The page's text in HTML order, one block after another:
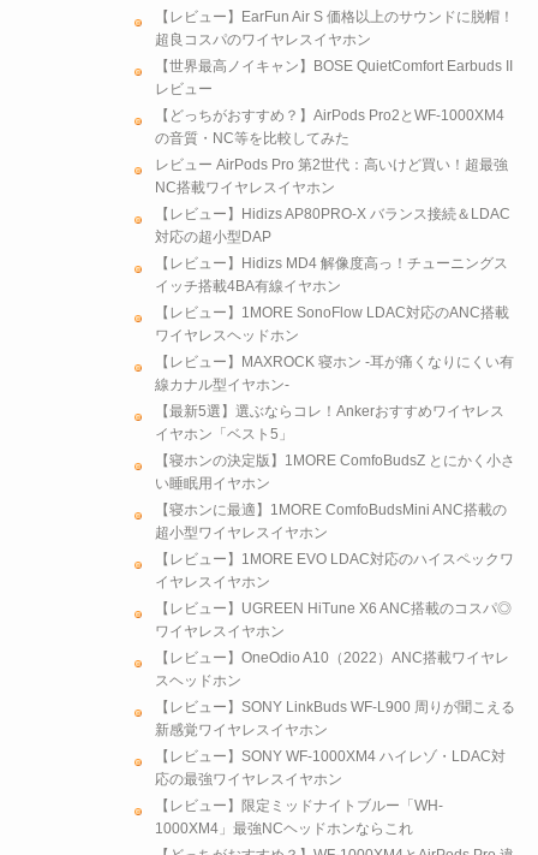
【レビュー】EarFun Air S 価格以上のサウンドに脱帽！
超良コスパのワイヤレスイヤホン
【世界最高ノイキャン】BOSE QuietComfort Earbuds II
レビュー
【どっちがおすすめ？】AirPods Pro2とWF-1000XM4
の音質・NC等を比較してみた
レビュー AirPods Pro 第2世代：高いけど買い！超最強
NC搭載ワイヤレスイヤホン
【レビュー】Hidizs AP80PRO-X バランス接続＆LDAC
対応の超小型DAP
【レビュー】Hidizs MD4 解像度高っ！チューニングス
イッチ搭載4BA有線イヤホン
【レビュー】1MORE SonoFlow LDAC対応のANC搭載
ワイヤレスヘッドホン
【レビュー】MAXROCK 寝ホン -耳が痛くなりにくい有
線カナル型イヤホン-
【最新5選】選ぶならコレ！Ankerおすすめワイヤレス
イヤホン「ベスト5」
【寝ホンの決定版】1MORE ComfoBudsZ とにかく小さ
い睡眠用イヤホン
【寝ホンに最適】1MORE ComfoBudsMini ANC搭載の
超小型ワイヤレスイヤホン
【レビュー】1MORE EVO LDAC対応のハイスペックワ
イヤレスイヤホン
【レビュー】UGREEN HiTune X6 ANC搭載のコスパ◎
ワイヤレスイヤホン
【レビュー】OneOdio A10（2022）ANC搭載ワイヤレ
スヘッドホン
【レビュー】SONY LinkBuds WF-L900 周りが聞こえる
新感覚ワイヤレスイヤホン
【レビュー】SONY WF-1000XM4 ハイレゾ・LDAC対
応の最強ワイヤレスイヤホン
【レビュー】限定ミッドナイトブルー「WH-
1000XM4」最強NCヘッドホンならこれ